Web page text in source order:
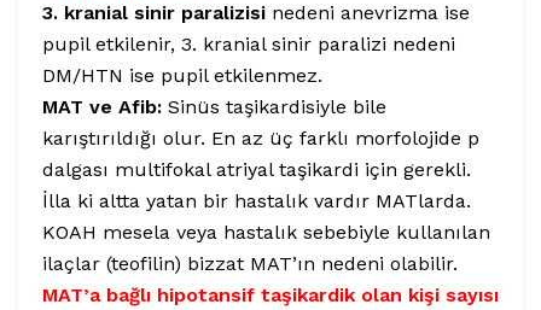
3. kranial sinir paralizisi nedeni anevrizma ise
pupil etkilenir, 3. kranial sinir paralizi nedeni
DM/HTN ise pupil etkilenmez.
MAT ve Afib: Sinüs taşikardisiyle bile
karıştırıldığı olur. En az üç farklı morfolojide p
dalgası multifokal atriyal taşikardi için gerekli.
İlla ki altta yatan bir hastalık vardır MATlarda.
KOAH mesela veya hastalık sebebiyle kullanılan
ilaçlar (teofilin) bizzat MAT’ın nedeni olabilir.
MAT’a bağlı hipotansif taşikardik olan kişi sayısı